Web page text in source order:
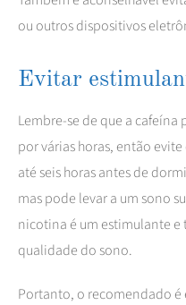
ou outros dispositivos
Evitar
Lembre-se de que a
por várias horas, então
até seis horas antes de
mas pode levar a um sono
nicotina é um estimulante
qualidade do sono.
Portanto, o recomendado é